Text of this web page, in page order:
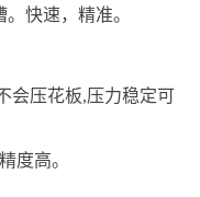
快速，精准。
会压花板,压力稳定可
度高。